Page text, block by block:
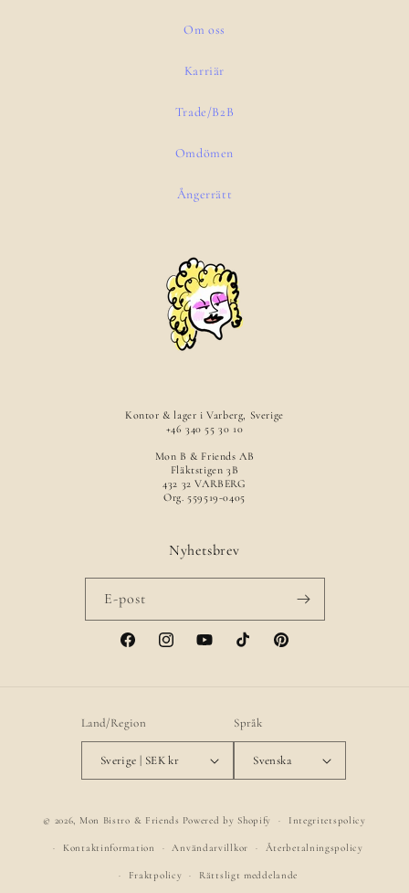
Om oss
Karriär
Trade/B2B
Omdömen
Ångerrätt
Kontor & lager i Varberg, Sverige
+46 340 55 30 10
Mon B & Friends AB
Fläktstigen 3B
432 32 VARBERG
Org. 559519-0405
Nyhetsbrev
E-post
FacebookInstagramYouTubeTikTok Pinterest
Land/Region
Sverige | SEK kr
Språk
Svenska
© 2026, Mon Bistro & Friends Powered by Shopify Integritetspolicy
Kontaktinformation Användarvillkor Återbetalningspolicy
Fraktpolicy Rättsligt meddelande